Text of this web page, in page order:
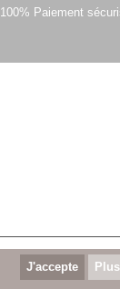
100% Paiement